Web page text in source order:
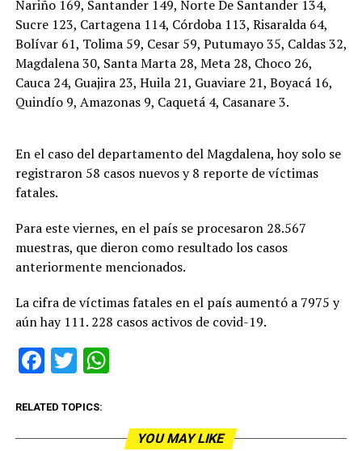
Nariño 169, Santander 149, Norte De Santander 134,
Sucre 123, Cartagena 114, Córdoba 113, Risaralda 64,
Bolívar 61, Tolima 59, Cesar 59, Putumayo 35, Caldas 32,
Magdalena 30, Santa Marta 28, Meta 28, Choco 26,
Cauca 24, Guajira 23, Huila 21, Guaviare 21, Boyacá 16,
Quindío 9, Amazonas 9, Caquetá 4, Casanare 3.
En el caso del departamento del Magdalena, hoy solo se
registraron 58 casos nuevos y 8 reporte de víctimas
fatales.
Para este viernes, en el país se procesaron 28.567
muestras, que dieron como resultado los casos
anteriormente mencionados.
La cifra de víctimas fatales en el país aumentó a 7975 y
aún hay 111. 228 casos activos de covid-19.
Facebook
TwitterWhatsApp
RELATED TOPICS:
YOU MAY LIKE